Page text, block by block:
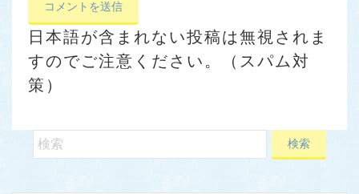
日本語が含まれない投稿は無視されま
すのでご注意ください。（スパム対
策）